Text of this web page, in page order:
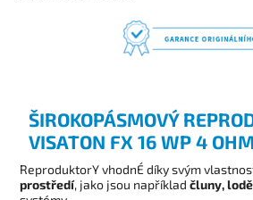
ŠIROKOPÁSMOVÝ
VISATON FX 16 WP 4
ReproduktorY vhodnÉ díky svým
prostředí, jako jsou například čluny, lodě